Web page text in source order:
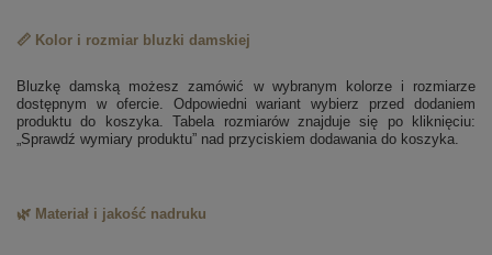
📏 Kolor i rozmiar bluzki damskiej
Bluzkę damską możesz zamówić w wybranym kolorze i rozmiarze
dostępnym w ofercie. Odpowiedni wariant wybierz przed dodaniem
produktu do koszyka. Tabela rozmiarów znajduje się po kliknięciu:
„Sprawdź wymiary produktu” nad przyciskiem dodawania do koszyka.
🌿 Materiał i jakość nadruku